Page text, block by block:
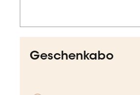
Geschenkabo